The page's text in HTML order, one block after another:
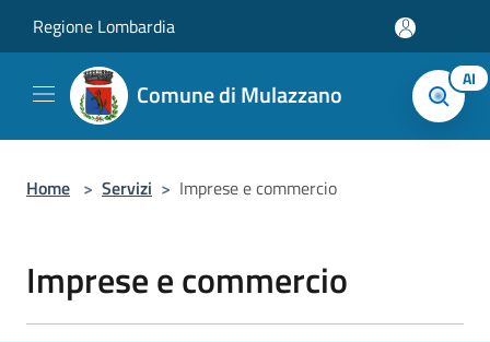
Regione Lombardia
Comune di Mulazzano AI
Home > Servizi > Imprese e commercio
Imprese e commercio